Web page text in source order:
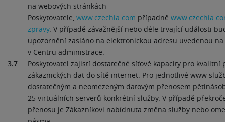
na webových stránkách
Poskytovatele, www.czechia.com případně
zpravy. V případě závažnější nebo déle trvající události
upozornění zasláno na elektronickou adresu uvedenou
v Centru administrace.
3.7
Poskytovatel zajistí dostatečné síťové kapacity pro kvalitní
zákaznických dat do sítě internet. Pro jednotlivé www
dostatečným a neomezeným datovým přenosem
25 virtuálních serverů konkrétní služby. V případě
přenosu je Zákazníkovi nabídnuta změna služby nebo